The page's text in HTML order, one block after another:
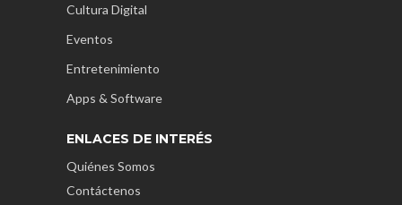
Cultura Digital
Eventos
Entretenimiento
Apps & Software
ENLACES DE INTERÉS
Quiénes Somos
Contáctenos